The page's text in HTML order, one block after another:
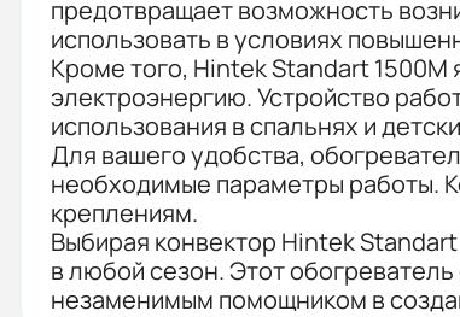
предотвращает возможность
использовать в условиях
Кроме того, Hintek Standart
электроэнергию. Устройство
использования в спальнях и
Для вашего удобства,
необходимые параметры работы.
креплениям.
Выбирая конвектор Hintek
в любой сезон. Этот
незаменимым помощником в